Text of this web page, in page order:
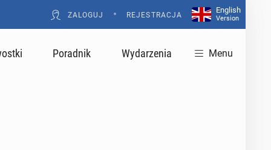
ZALOGUJ • REJESTRACJA
English
Version
Poradnik Wydarzenia Menu